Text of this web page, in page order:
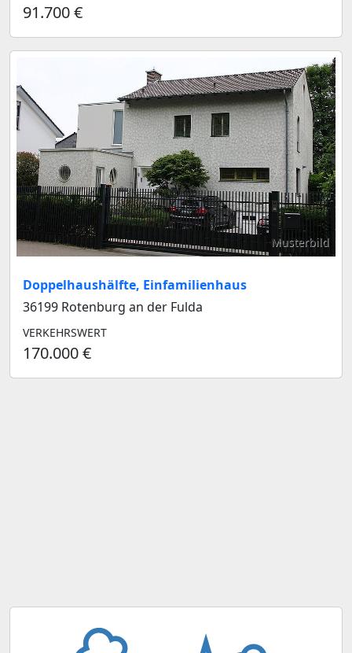
91.700 €
Musterbild
Doppelhaushälfte, Einfamilienhaus
36199 Rotenburg an der Fulda
VERKEHRSWERT
170.000 €